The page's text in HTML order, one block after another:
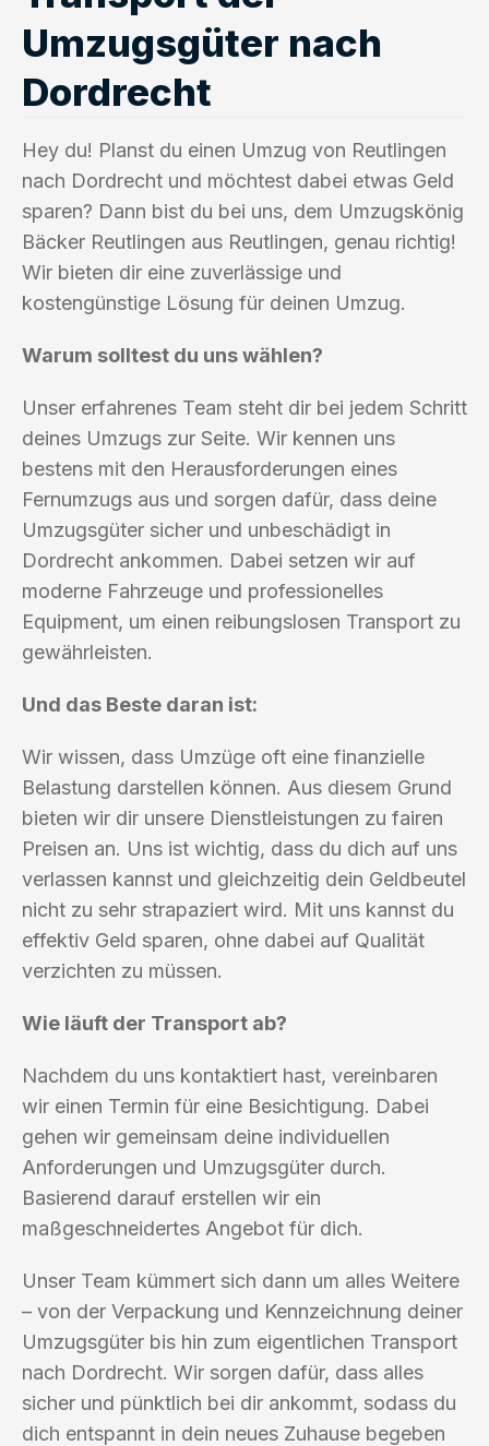
Umzugsgüter nach
Dordrecht
Hey du! Planst du einen Umzug von Reutlingen
nach Dordrecht und möchtest dabei etwas Geld
sparen? Dann bist du bei uns, dem Umzugskönig
Bäcker Reutlingen aus Reutlingen, genau richtig!
Wir bieten dir eine zuverlässige und
kostengünstige Lösung für deinen Umzug.
Warum solltest du uns wählen?
Unser erfahrenes Team steht dir bei jedem Schritt
deines Umzugs zur Seite. Wir kennen uns
bestens mit den Herausforderungen eines
Fernumzugs aus und sorgen dafür, dass deine
Umzugsgüter sicher und unbeschädigt in
Dordrecht ankommen. Dabei setzen wir auf
moderne Fahrzeuge und professionelles
Equipment, um einen reibungslosen Transport zu
gewährleisten.
Und das Beste daran ist:
Wir wissen, dass Umzüge oft eine finanzielle
Belastung darstellen können. Aus diesem Grund
bieten wir dir unsere Dienstleistungen zu fairen
Preisen an. Uns ist wichtig, dass du dich auf uns
verlassen kannst und gleichzeitig dein Geldbeutel
nicht zu sehr strapaziert wird. Mit uns kannst du
effektiv Geld sparen, ohne dabei auf Qualität
verzichten zu müssen.
Wie läuft der Transport ab?
Nachdem du uns kontaktiert hast, vereinbaren
wir einen Termin für eine Besichtigung. Dabei
gehen wir gemeinsam deine individuellen
Anforderungen und Umzugsgüter durch.
Basierend darauf erstellen wir ein
maßgeschneidertes Angebot für dich.
Unser Team kümmert sich dann um alles Weitere
– von der Verpackung und Kennzeichnung deiner
Umzugsgüter bis hin zum eigentlichen Transport
nach Dordrecht. Wir sorgen dafür, dass alles
sicher und pünktlich bei dir ankommt, sodass du
dich entspannt in dein neues Zuhause begeben